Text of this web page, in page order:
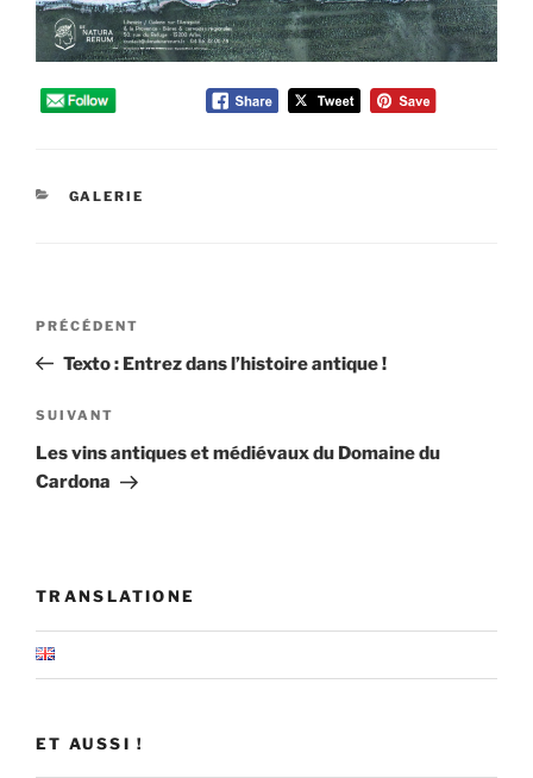
CATÉGORIES
GALERIE
Navigation
l’article
Article
précédent
PRÉCÉDENT
Texto : Entrez dans l’histoire antique !
Article
suivant
SUIVANT
Les vins antiques et médiévaux du Domaine du
Cardona
TRANSLATIONE
ET AUSSI !